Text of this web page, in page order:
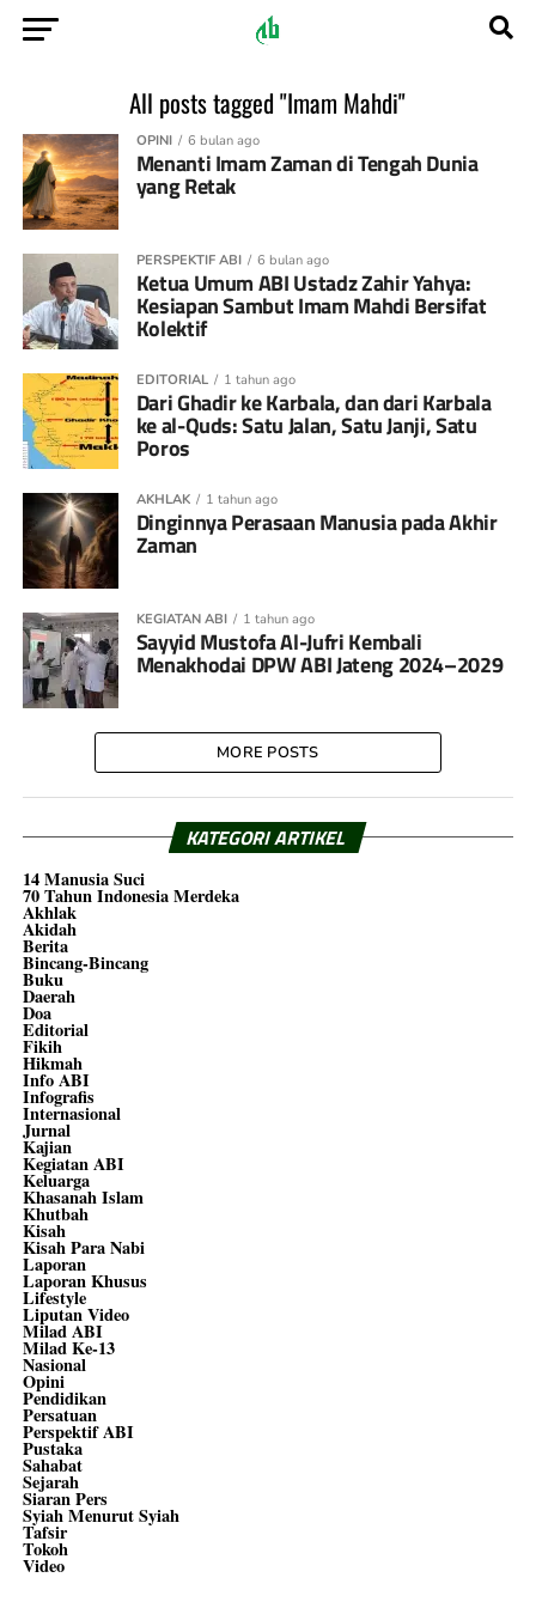
All posts tagged "Imam Mahdi"
OPINI 6 bulan ago
Menanti Imam Zaman di Tengah Dunia
yang Retak
PERSPEKTIF ABI 6 bulan ago
Ketua Umum ABI Ustadz Zahir Yahya:
Kesiapan Sambut Imam Mahdi Bersifat
Kolektif
EDITORIAL 1 tahun ago
Dari Ghadir ke Karbala, dan dari Karbala
ke al-Quds: Satu Jalan, Satu Janji, Satu
Poros
AKHLAK 1 tahun ago
Dinginnya Perasaan Manusia pada Akhir
Zaman
KEGIATAN ABI 1 tahun ago
Sayyid Mustofa Al-Jufri Kembali
Menakhodai DPW ABI Jateng 2024–2029
MORE POSTS
KATEGORI ARTIKEL
14 Manusia Suci
70 Tahun Indonesia Merdeka
Akhlak
Akidah
Berita
Bincang-Bincang
Buku
Daerah
Doa
Editorial
Fikih
Hikmah
Info ABI
Infografis
Internasional
Jurnal
Kajian
Kegiatan ABI
Keluarga
Khasanah Islam
Khutbah
Kisah
Kisah Para Nabi
Laporan
Laporan Khusus
Lifestyle
Liputan Video
Milad ABI
Milad Ke-13
Nasional
Opini
Pendidikan
Persatuan
Perspektif ABI
Pustaka
Sahabat
Sejarah
Siaran Pers
Syiah Menurut Syiah
Tafsir
Tokoh
Video